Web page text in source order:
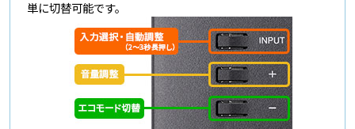
単に切替可能です。